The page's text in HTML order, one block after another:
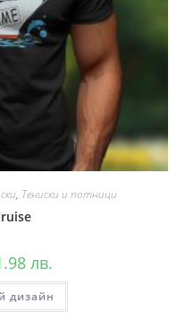
, Тениски и потници
лв.
дизайн